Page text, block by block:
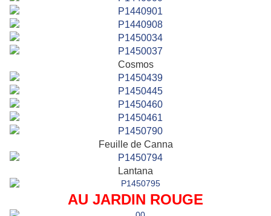
Cosmos
Feuille de Canna
Lantana
AU JARDIN ROUGE